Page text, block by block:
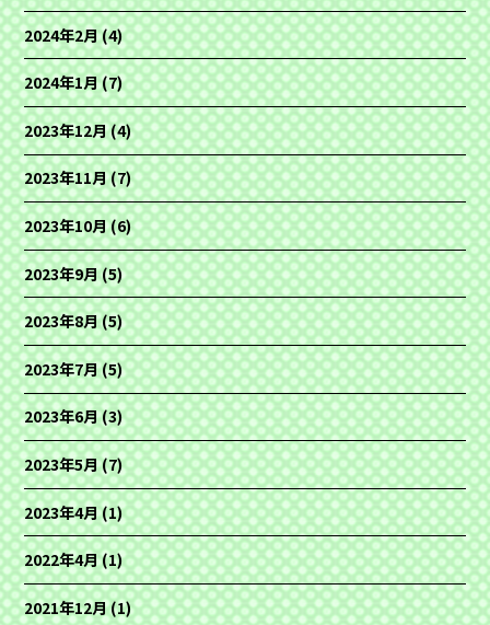
2024年2月(4)
2024年1月(7)
2023年12月(4)
2023年11月(7)
2023年10月(6)
2023年9月(5)
2023年8月(5)
2023年7月(5)
2023年6月(3)
2023年5月(7)
2023年4月(1)
2022年4月(1)
2021年12月(1)